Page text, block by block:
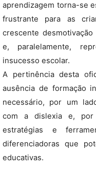
aprendizagem torna-se
frustrante para as
crescente
e, paralelamente,
insucesso escolar.
A pertinência desta
ausência de formação
necessário, por um
com a dislexia e,
estratégias e
diferenciadoras que
educativas.